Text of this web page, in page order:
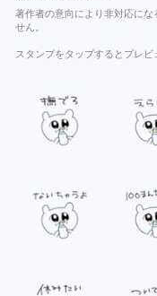
著作者の意向により非対応に
せん。
スタンプをタップするとプレビ